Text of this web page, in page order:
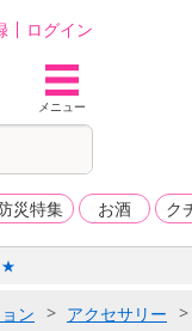
ログイン
メニュー
災特集 お酒 ク
★
ン アクセサリー